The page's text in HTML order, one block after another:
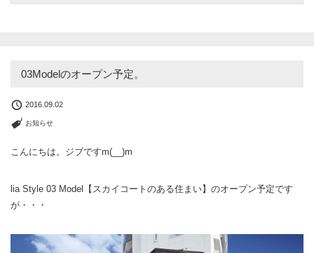
03Modelのオープン予定。
2016.09.02
お知らせ
こんにちは。ジブですm(__)m
lia Style 03 Model【スカイコートのある住まい】のオープン予定です
が・・・